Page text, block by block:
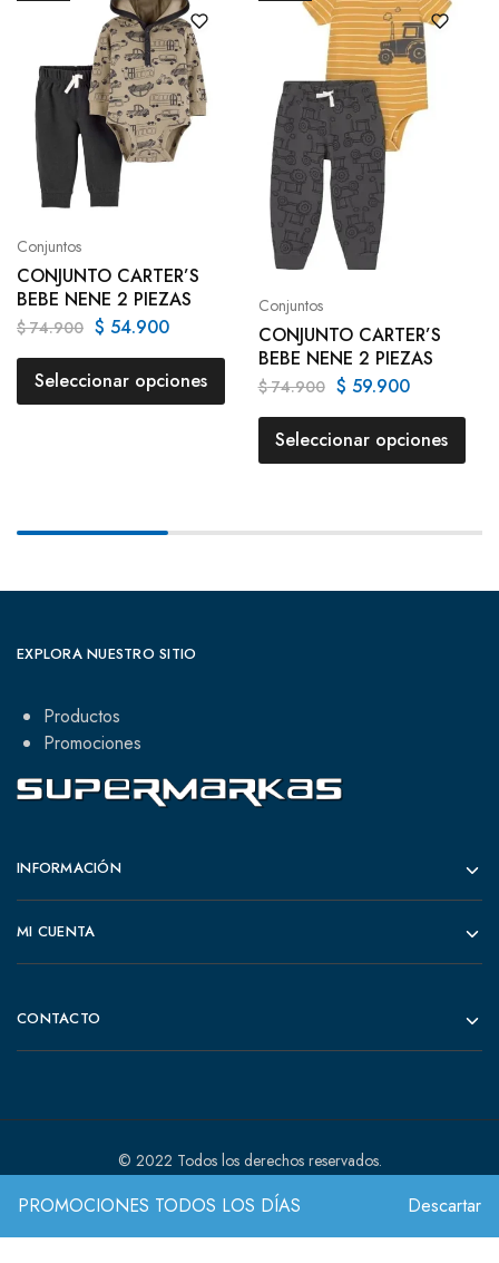
PROMOCIONES TODOS LOS DÍAS Descartar
Conjuntos
CONJUNTO CARTER’S
BEBE NENE 2 PIEZAS
$74.900 $ 54.900
Seleccionar opciones
Conjuntos
CONJUNTO CARTER’S
BEBE NENE 2 PIEZAS
$74.900 $ 59.900
Seleccionar opciones
EXPLORA NUESTRO SITIO
Productos
Promociones
INFORMACIÓN
MI CUENTA
CONTACTO
© 2022 Todos los derechos reservados.